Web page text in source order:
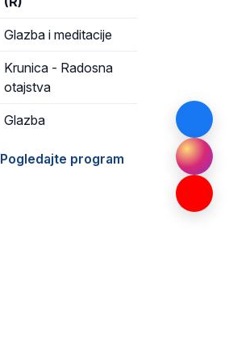
Glazba i meditacije
Krunica - Radosna
otajstva
Glazba
Pogledajte program